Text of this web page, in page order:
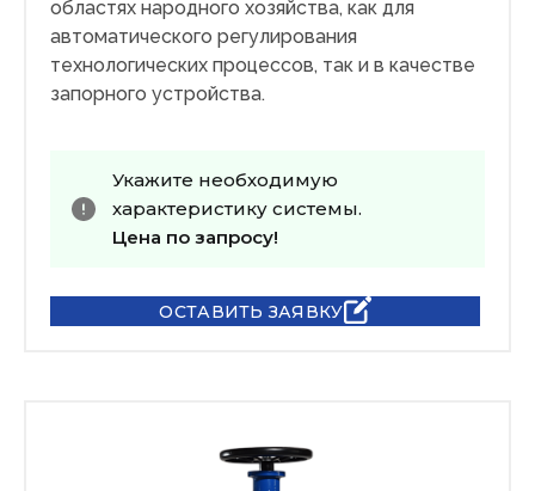
областях народного хозяйства, как для
автоматического регулирования
технологических процессов, так и в качестве
запорного устройства.
Укажите необходимую
характеристику системы.
Цена по запросу!
ОСТАВИТЬ ЗАЯВКУ